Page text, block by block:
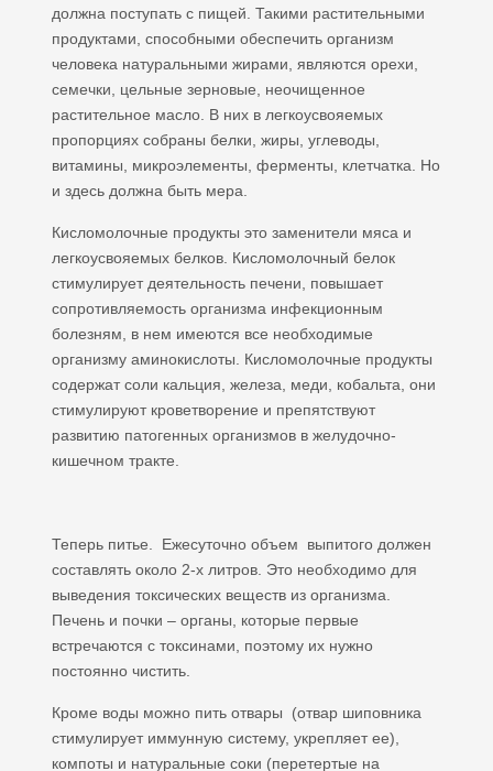
должна поступать с пищей. Такими растительными
продуктами, способными обеспечить организм
человека натуральными жирами, являются орехи,
семечки, цельные зерновые, неочищенное
растительное масло. В них в легкоусвояемых
пропорциях собраны белки, жиры, углеводы,
витамины, микроэлементы, ферменты, клетчатка. Но
и здесь должна быть мера.
Кисломолочные продукты это заменители мяса и
легкоусвояемых белков. Кисломолочный белок
стимулирует деятельность печени, повышает
сопротивляемость организма инфекционным
болезням, в нем имеются все необходимые
организму аминокислоты. Кисломолочные продукты
содержат соли кальция, железа, меди, кобальта, они
стимулируют кроветворение и препятствуют
развитию патогенных организмов в желудочно-
кишечном тракте.
Теперь питье. Ежесуточно объем выпитого должен
составлять около 2-х литров. Это необходимо для
выведения токсических веществ из организма.
Печень и почки – органы, которые первые
встречаются с токсинами, поэтому их нужно
постоянно чистить.
Кроме воды можно пить отвары (отвар шиповника
стимулирует иммунную систему, укрепляет ее),
компоты и натуральные соки (перетертые на